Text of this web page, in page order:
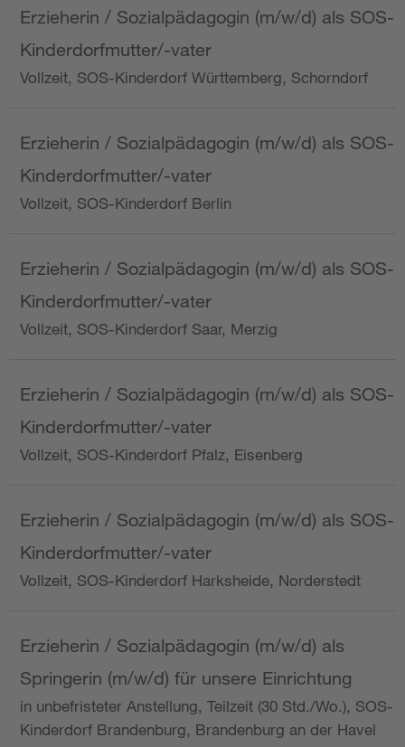
Erzieherin / Sozialpädagogin (m/w/d) als SOS-
Kinderdorfmutter/-vater
Vollzeit, SOS-Kinderdorf Württemberg, Schorndorf
Erzieherin / Sozialpädagogin (m/w/d) als SOS-
Kinderdorfmutter/-vater
Vollzeit, SOS-Kinderdorf Berlin
Erzieherin / Sozialpädagogin (m/w/d) als SOS-
Kinderdorfmutter/-vater
Vollzeit, SOS-Kinderdorf Saar, Merzig
Erzieherin / Sozialpädagogin (m/w/d) als SOS-
Kinderdorfmutter/-vater
Vollzeit, SOS-Kinderdorf Pfalz, Eisenberg
Erzieherin / Sozialpädagogin (m/w/d) als SOS-
Kinderdorfmutter/-vater
Vollzeit, SOS-Kinderdorf Harksheide, Norderstedt
Erzieherin / Sozialpädagogin (m/w/d) als
Springerin (m/w/d) für unsere Einrichtung
in unbefristeter Anstellung, Teilzeit (30 Std./Wo.), SOS-
Kinderdorf Brandenburg, Brandenburg an der Havel